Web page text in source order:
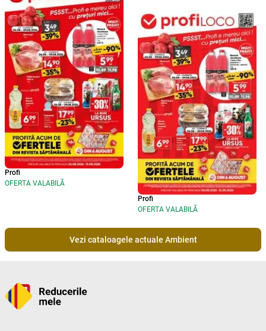
Profi
OFERTA VALABILĂ
Profi
OFERTA VALABILĂ
Vezi cataloagele actuale Ambient